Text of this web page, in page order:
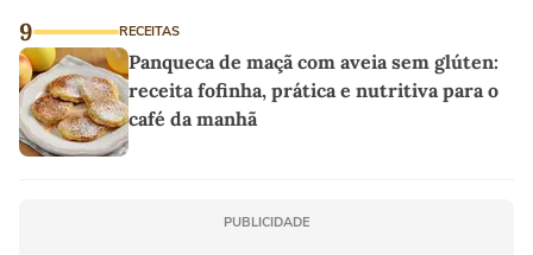
9 RECEITAS
Panqueca de maçã com aveia sem glúten:
receita fofinha, prática e nutritiva para o
café da manhã
PUBLICIDADE